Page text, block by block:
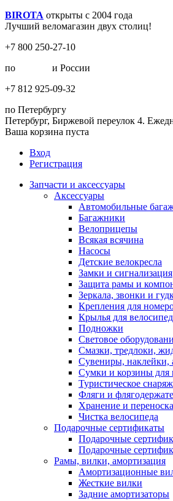
BIROTA открыты с 2004 года
Лучший веломагазин двух столиц!
+7 800 250-27-10
по
и России
+7 812 925-09-32
по Петербургу
Петербург, Биржевой переулок 4.
Ваша корзина пуста
Вход
Регистрация
Запчасти и аксессуары
Аксессуары
Автомобильные
Багажники
Велоприцепы
Всякая всячина
Насосы
Детские велокресла
Замки и сигнализация
Защита рамы и
Зеркала, звонки и
Крепления для
Крылья для
Подножки
Световое
Смазки, тредлоки,
Сувениры, наклейки,
Сумки и корзины для
Туристическое
Фляги и
Хранение и переноска
Чистка велосипеда
Подарочные сертификаты
Подарочные
Подарочные
Рамы, вилки, амортизация
Амортизационные
Жесткие вилки
Задние амортизаторы